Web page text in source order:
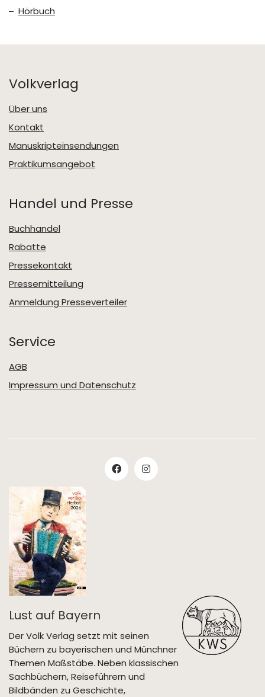
Hörbuch
Volkverlag
Über uns
Kontakt
Manuskripteinsendungen
Praktikumsangebot
Handel und Presse
Buchhandel
Rabatte
Pressekontakt
Pressemitteilung
Anmeldung Presseverteiler
Service
AGB
Impressum und Datenschutz
Lust auf Bayern
Der Volk Verlag setzt mit seinen
Büchern zu bayerischen und Münchner
Themen Maßstäbe. Neben klassischen
Sachbüchern, Reiseführern und
Bildbänden zu Geschichte,